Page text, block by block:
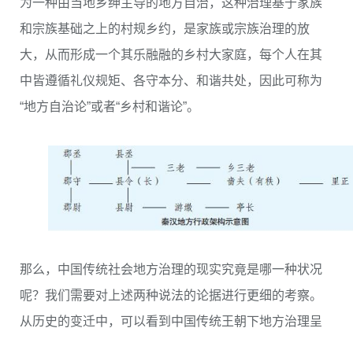
和宗族基础之上的村规乡约，是家族或宗族治理的放
大，从而形成一个其乐融融的乡村大家庭，每个人在其
中皆遵循礼仪规矩、各守本分、和谐共处，因此可称为
“地方自治论”或者“乡村和谐论”。
那么，中国传统社会地方治理的现实究竟是哪一种状况
呢？我们需要对上述两种说法的论据进行更细的考察。
从历史的变迁中，可以看到中国传统王朝下地方治理呈